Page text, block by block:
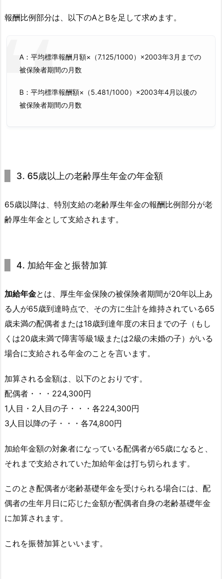
報酬比例部分は、以下のAとBを足して求めます。
A：平均標準報酬月額×（7.125/1000）×2003年3月までの
被保険者期間の月数
B：平均標準報酬額×（5.481/1000）×2003年4月以後の
被保険者期間の月数
3. 65歳以上の老齢厚生年金の年金額
65歳以降は、特別支給の老齢厚生年金の報酬比例部分が老
齢厚生年金として支給されます。
4. 加給年金と振替加算
加給年金とは、厚生年金保険の被保険者期間が20年以上あ
る人が65歳到達時点で、その方に生計を維持されている65
歳未満の配偶者または18歳到達年度の末日までの子（もし
くは20歳未満で障害等級1級または2級の未婚の子）がいる
場合に支給される年金のことを言います。
加算される金額は、以下のとおりです。
配偶者・・・224,300円
1人目・2人目の子・・・各224,300円
3人目以降の子・・・各74,800円
加給年金額の対象者になっている配偶者が65歳になると、
それまで支給されていた加給年金は打ち切られます。
このとき配偶者が老齢基礎年金を受けられる場合には、配
偶者の生年月日に応じた金額が配偶者自身の老齢基礎年金
に加算されます。
これを振替加算といいます。